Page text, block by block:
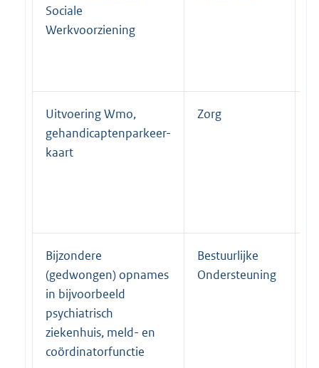
Sociale
Werkvoorziening
Uitvoering Wmo,
gehandicaptenparkeer-
kaart
Zorg
Bijzondere
(gedwongen) opnames
in bijvoorbeeld
psychiatrisch
ziekenhuis, meld- en
coördinatorfunctie
Bestuurlijke
Ondersteuning